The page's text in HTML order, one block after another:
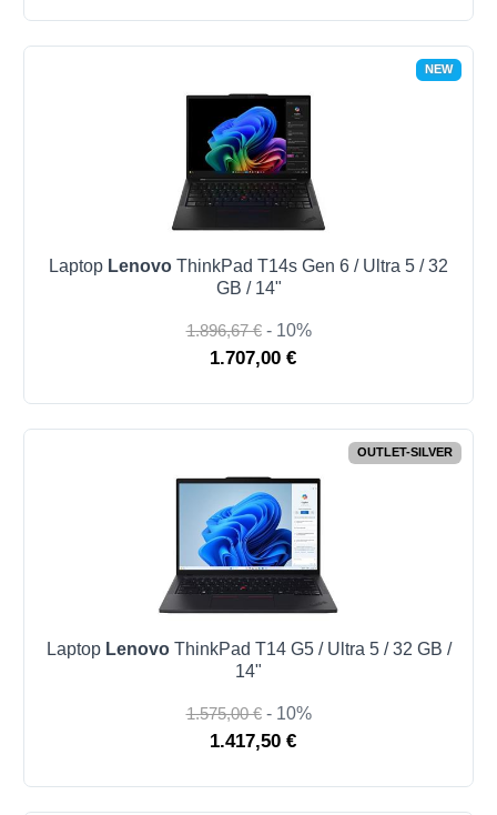
NEW
Laptop Lenovo ThinkPad T14s Gen 6 / Ultra 5 / 32
GB / 14"
1.896,67 € - 10%
1.707,00 €
OUTLET-SILVER
Laptop LenovoThinkPad T14 G5 / Ultra 5 / 32 GB /
14"
1.575,00 € - 10%
1.417,50 €